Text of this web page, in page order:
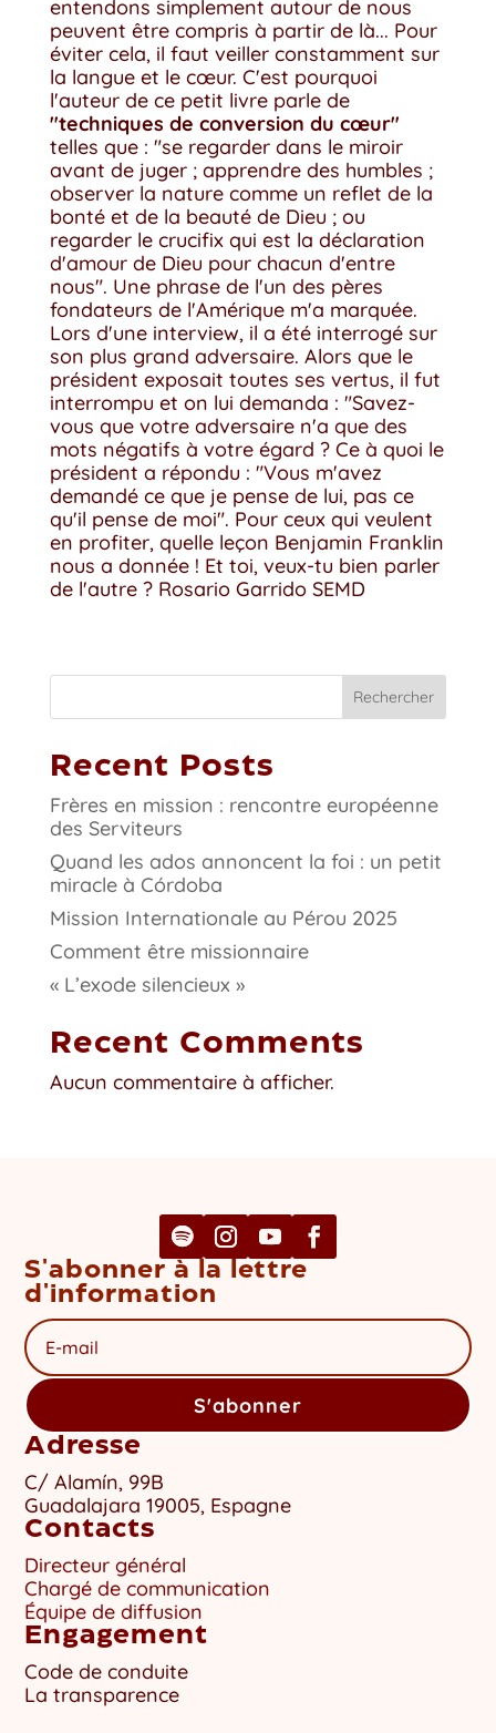
entendons simplement autour de nous
peuvent être compris à partir de là... Pour
éviter cela, il faut veiller constamment sur
la langue et le cœur. C'est pourquoi
l'auteur de ce petit livre parle de
"techniques de conversion du cœur"
telles que : "se regarder dans le miroir
avant de juger ; apprendre des humbles ;
observer la nature comme un reflet de la
bonté et de la beauté de Dieu ; ou
regarder le crucifix qui est la déclaration
d'amour de Dieu pour chacun d'entre
nous". Une phrase de l'un des pères
fondateurs de l'Amérique m'a marquée.
Lors d'une interview, il a été interrogé sur
son plus grand adversaire. Alors que le
président exposait toutes ses vertus, il fut
interrompu et on lui demanda : "Savez-
vous que votre adversaire n'a que des
mots négatifs à votre égard ? Ce à quoi le
président a répondu : "Vous m'avez
demandé ce que je pense de lui, pas ce
qu'il pense de moi". Pour ceux qui veulent
en profiter, quelle leçon Benjamin Franklin
nous a donnée ! Et toi, veux-tu bien parler
de l'autre ? Rosario Garrido SEMD
Rechercher
Recent Posts
Frères en mission : rencontre européenne
des Serviteurs
Quand les ados annoncent la foi : un petit
miracle à Córdoba
Mission Internationale au Pérou 2025
Comment être missionnaire
« L’exode silencieux »
Recent Comments
Aucun commentaire à afficher.
S'abonner à la lettre
d'information
S'abonner
Adresse
C/ Alamín, 99B
Guadalajara 19005, Espagne
Contacts
Directeur général
Chargé de communication
Équipe de diffusion
Engagement
Code de conduite
La transparence